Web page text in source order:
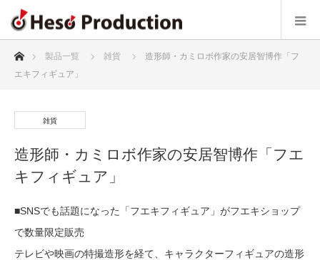
ホーム製品一覧 雑貨
造形師・カミロボ作家の安居智博作「フ
エキフィギュア」
雑貨
造形師・カミロボ作家の安居智博作「フエ
キフィギュア」
■SNSでも話題になった「フエキフィギュア」がフエキショップ
で数量限定販売
テレビや映画の特撮造形を経て、キャラクターフィギュアの造形